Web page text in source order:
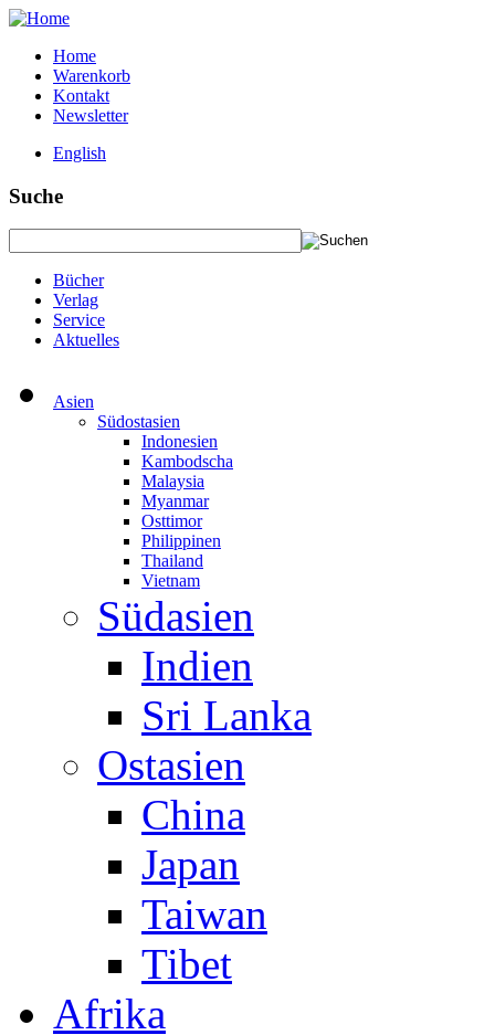
Home
Warenkorb
Kontakt
Newsletter
English
Suche
Bücher
Verlag
Service
Aktuelles
Asien
Südostasien
Indonesien
Kambodscha
Malaysia
Myanmar
Osttimor
Philippinen
Thailand
Vietnam
Südasien
Indien
Sri Lanka
Ostasien
China
Japan
Taiwan
Tibet
Afrika